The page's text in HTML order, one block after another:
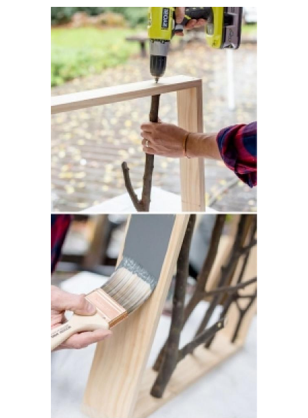
Руки для комнаты
Декор из подручных
материалов
Руки из фанеры Подручные средства
Руки из бумаги Руки на даче
Руки из поддонов Руки из пленки
Руки для детей Природные материалы
Поделки-игрушки из